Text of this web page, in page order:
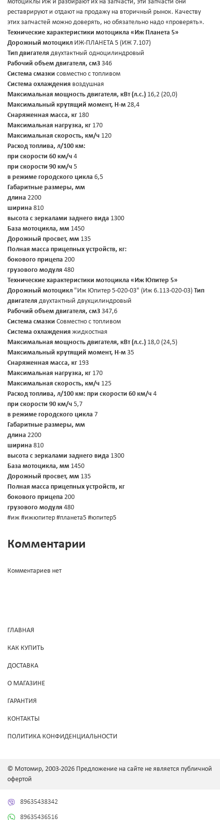
мотоциклы Иж и разбирают их на запчасти, эти запчасти они
реставрируют и отдают на продажу на вторичный рынок. Качеству
этих запчастей можно доверять, но обязательно надо «проверять».
Технические характеристики мотоцикла «Иж Планета 5»
Дорожный мотоцикл ИЖ-ПЛАНЕТА 5 (ИЖ 7.107)
Тип двигателя двухтактный одноцилиндровый
Рабочий объем двигателя, см3 346
Система смазки совместно с топливом
Система охлаждения воздушная
Максимальная мощность двигателя, кВт (л.с.) 16,2 (20,0)
Максимальный крутящий момент, Н-м 28,4
Снаряженная масса, кг 180
Максимальная нагрузка, кг 170
Максимальная скорость, км/ч 120
Расход топлива, л/100 км:
при скорости 60 км/ч 4
при скорости 90 км/ч 5
в режиме городского цикла 6,5
Габаритные размеры, мм
длина 2200
ширина 810
высота с зеркалами заднего вида 1300
База мотоцикла, мм 1450
Дорожный просвет, мм 135
Полная масса прицепных устройств, кг:
бокового прицепа 200
грузового модуля 480
Технические характеристики мотоцикла «Иж Юпитер 5»
Дорожный мотоцикл "Иж Юпитер 5-020-03" (Иж 6.113-020-03) Тип
двигателя двухтактный двухцилиндровый
Рабочий объем двигателя, см3 347,6
Система смазки Совместно с топливом
Система охлаждения жидкостная
Максимальная мощность двигателя, кВт (л.с.) 18,0 (24,5)
Максимальный крутящий момент, Н-м 35
Снаряженная масса, кг 193
Максимальная нагрузка, кг 170
Максимальная скорость, км/ч 125
Расход топлива, л/100 км: при скорости 60 км/ч 4
при скорости 90 км/ч 5,7
в режиме городского цикла 7
Габаритные размеры, мм
длина 2200
ширина 810
высота с зеркалами заднего вида 1300
База мотоцикла, мм 1450
Дорожный просвет, мм 135
Полная масса прицепных устройств, кг
бокового прицепа 200
грузового модуля 480
#иж #ижюпитер #планета5 #юпитер5
Комментарии
Комментариев нет
ГЛАВНАЯ
КАК КУПИТЬ
ДОСТАВКА
О МАГАЗИНЕ
ГАРАНТИЯ
КОНТАКТЫ
ПОЛИТИКА КОНФИДЕНЦИАЛЬНОСТИ
© Мотомир, 2003-2026 Предложение на сайте не является публичной
офертой
89635438342
89635436516